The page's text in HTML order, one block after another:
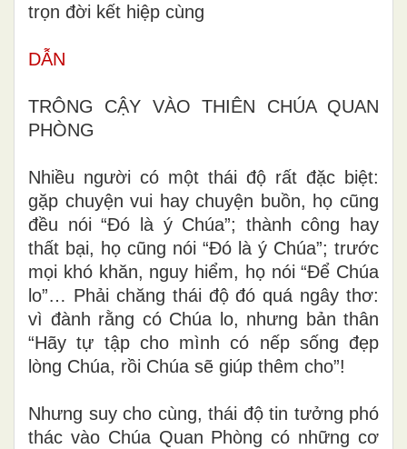
trọn đời kết hiệp cùng
DẪN
TRÔNG CẬY VÀO THIÊN CHÚA QUAN
PHÒNG
Nhiều người có một thái độ rất đặc biệt:
gặp chuyện vui hay chuyện buồn, họ cũng
đều nói “Đó là ý Chúa”; thành công hay
thất bại, họ cũng nói “Đó là ý Chúa”; trước
mọi khó khăn, nguy hiểm, họ nói “Để Chúa
lo”… Phải chăng thái độ đó quá ngây thơ:
vì đành rằng có Chúa lo, nhưng bản thân
“Hãy tự tập cho mình có nếp sống đẹp
lòng Chúa, rồi Chúa sẽ giúp thêm cho”!
Nhưng suy cho cùng, thái độ tin tưởng phó
thác vào Chúa Quan Phòng có những cơ